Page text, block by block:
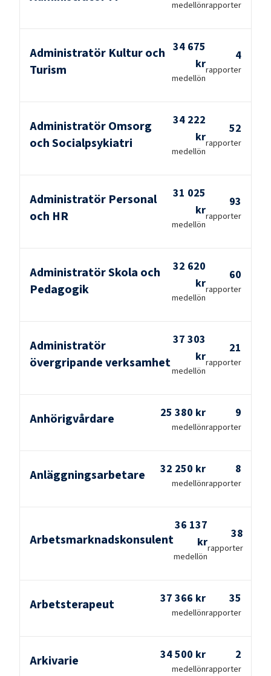
medellönrapporter
Administratör Kultur och
Turism
34 675
kr
medellön
4
rapporter
Administratör Omsorg
och Socialpsykiatri
34 222
kr
medellön
52
rapporter
Administratör Personal
och HR
31 025
kr
medellön
93
rapporter
Administratör Skola och
Pedagogik
32 620
kr
medellön
60
rapporter
Administratör
övergripande verksamhet
37 303
kr
medellön
21
rapporter
Anhörigvårdare 25 380 kr
medellön
9
rapporter
Anläggningsarbetare 32 250 kr
medellön
8
rapporter
Arbetsmarknadskonsulent
36 137
kr
medellön
38
rapporter
Arbetsterapeut 37 366 kr
medellön
35
rapporter
Arkivarie 34 500 kr
medellön
2
rapporter